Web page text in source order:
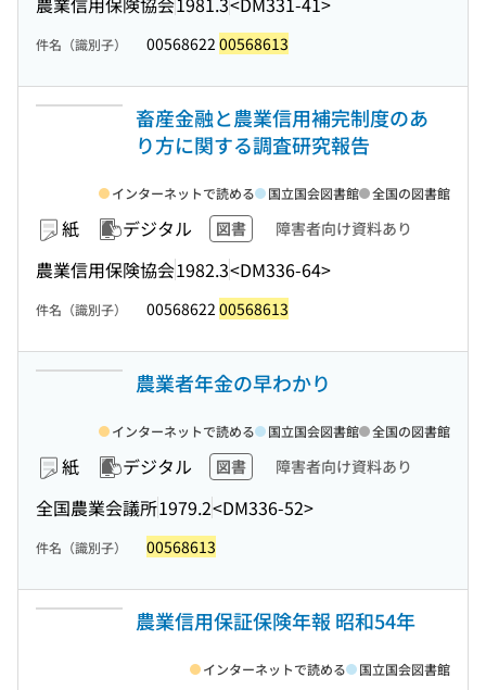
件名（識別子） 00568622 00568613
畜産金融と農業信用補完制度のあ
り方に関する調査研究報告
紙 デジタル 図書 障害者向け資料あり
農業信用保険協会1982.3<DM336-64>
インターネットで読める 国立国会図書館 全国の図書館
件名（識別子） 00568622 00568613
農業者年金の早わかり
紙 デジタル 図書 障害者向け資料あり
全国農業会議所1979.2<DM336-52>
インターネットで読める 国立国会図書館 全国の図書館
件名（識別子） 00568613
農業信用保証保険年報 昭和54年
インターネットで読める 国立国会図書館